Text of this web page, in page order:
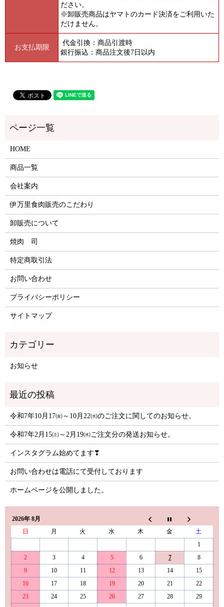
ださい。
※卸販売商品はヤマトのカード決済をご利用いた
だけません。
お支払期限
代金引換：商品引渡時
銀行振込：商品注文後7日以内
HOME
商品一覧
会社案内
伊万里食肉販売のこだわり
卸販売について
焼肉 司
特定商取引法
お問い合わせ
プライバシーポリシー
サイトマップ
お知らせ
令和7年10月17㈮～10月22㈬のご注文に関してのお知らせ。
令和7年2月15㈯～2月19㈬ご注文分の発送お知らせ。
インスタグラム始めてます❣
お問い合わせは電話にて受付しております
ホームページを公開しました。
2026年 8月
日
月 火 水 木 金
土
1
2
3 4 5 6 7
8
9
10 11 12 13 14
15
16
17 18 19 20 21
22
23
24 25 26 27 28
29